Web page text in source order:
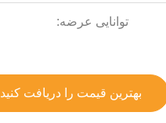
توانایی عرضه:
بهترین قیمت را دریافت کنید